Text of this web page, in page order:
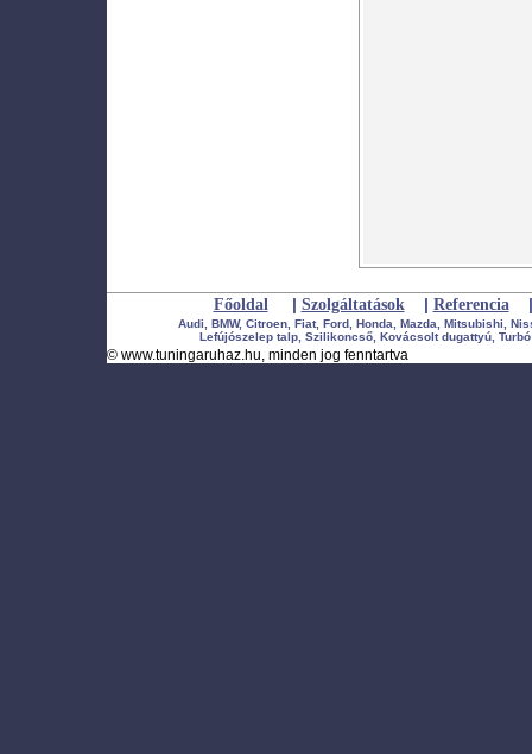
Főoldal | Szolgáltatások | Referencia |
Audi, BMW, Citroen, Fiat, Ford, Honda, Mazda, Mitsubishi,
Lefújószelep talp, Szilikoncső, Kovácsolt dugattyú,
© www.tuningaruhaz.hu, minden jog fenntartva